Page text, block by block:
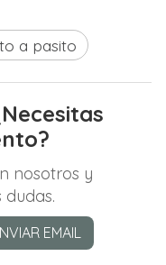
a pasito
nosotros y
dudas.
EMAIL